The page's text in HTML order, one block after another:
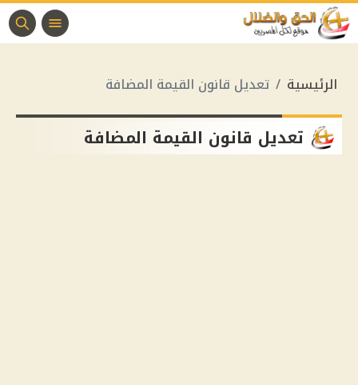
الرئيسية تعديل قانون القيمة المضافة
تعديل قانون القيمة المضافة